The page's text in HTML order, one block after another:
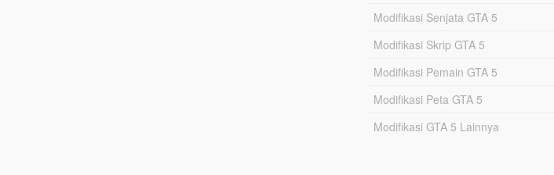
Modifikasi Senjata GTA 5
Modifikasi Skrip GTA 5
Modifikasi Pemain GTA 5
Modifikasi Peta GTA 5
Modifikasi GTA 5 Lainnya